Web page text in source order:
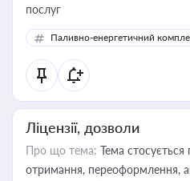
послуг
Паливно-енергетичний
Ліцензії, дозволи
Про що тема: Тема
отримання, переоформлення,